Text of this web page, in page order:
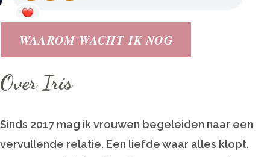
WAAROM WACHT IK NOG
Over Iris
Sinds 2017 mag ik vrouwen begeleiden naar een
vervullende relatie. Een liefde waar alles klopt.